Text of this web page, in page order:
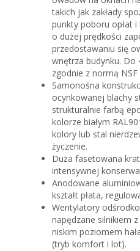
takich jak zakłady
punkty poboru opłat
o dużej prędkości
przedostawaniu się
wnętrza budynku. Do
zgodnie z normą NSF
Samonośna
ocynkowanej blachy
strukturalnie farbą
kolorze białym
kolory lub stal
życzenie.
Duża fasetowana
intensywnej
Anodowane
kształt płata,
Wentylatory
napędzane silnikiem
niskim poziomem
(tryb komfort i lot).